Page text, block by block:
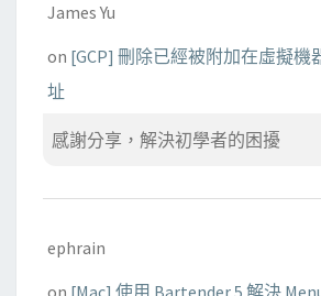
James Yu
on [GCP] 刪除已經被附加在虛擬機
址
感謝分享，解決初學者的困擾
ephrain
on [Mac] 使用 Bartender 5 解決